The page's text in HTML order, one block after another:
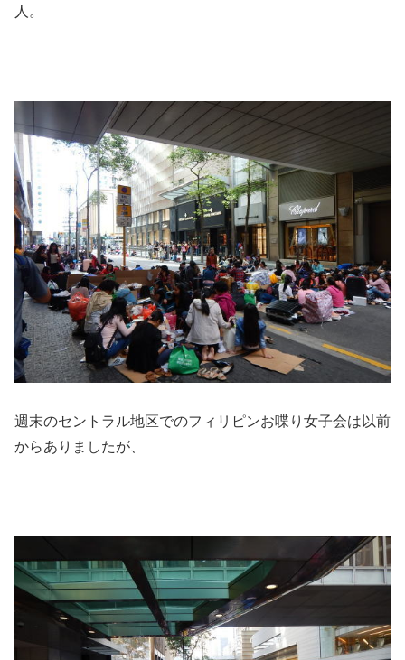
人。
週末のセントラル地区でのフィリピンお喋り女子会は以前
からありましたが、